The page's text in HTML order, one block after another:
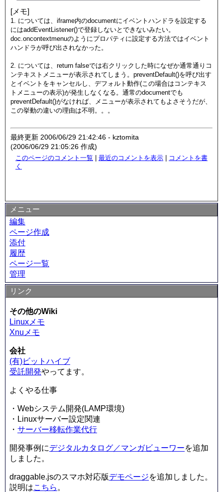
[メモ]
1. については、iframe内のdocumentにイベントハンドラを設定する
にはaddEventListener()で登録しないとできないみたい。
doc.oncontextmenuのようにプロパティに設定する方法ではイベント
ハンドラが呼び出されなかった。
2. については、return falseでは右クリックした時になぜか通常通りコ
ンテキストメニューが表示されてしまう。 preventDefault()を呼び出す
とイベントをキャンセルし、デフォルト動作(この場合はコンテキス
トメニューの表示)が発生しなくなる。通常のdocumentでも
preventDefault()がなければ、メニューが表示されてもよさそうだが、
この挙動の違いの理由は不明。。。
最終更新 2006/06/29 21:42:46 - kztomita
(2006/06/29 21:05:26 作成)
このページのコメント一覧 | 最近のコメントを表示 | コメントを書
く
メニュー
編集
ページ作成
添付
履歴
ページ一覧
管理
リンク
その他のWiki
Linuxメモ
Xnuメモ
会社
(有)ビットハイブ
受託開発やってます。
よくやる仕事
・Webシステム開発(LAMP環境)
・Linuxサーバー設定関連
・ サーバー移転作業代行
開発事例にデジタルカタログ／マンガビューワーを追加
しました。
draggable.jsのスマホ対応版デモページを追加しました。
説明はこちら 。